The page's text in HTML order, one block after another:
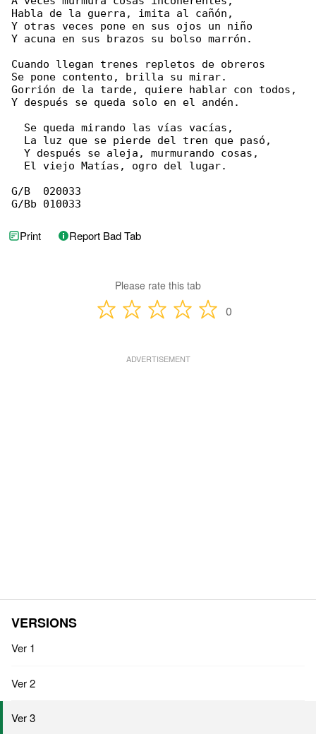
Habla de la guerra, imita al cañón,
Y otras veces pone en sus ojos un niño
Y acuna en sus brazos su bolso marrón.
Cuando llegan trenes repletos de obreros
Se pone contento, brilla su mirar.
Gorrión de la tarde, quiere hablar con todos,
Y después se queda solo en el andén.
  Se queda mirando las vías vacías,
  La luz que se pierde del tren que pasó,
  Y después se aleja, murmurando cosas,
  El viejo Matías, ogro del lugar.
G/B  020033
G/Bb 010033
Print Report Bad Tab
Please rate this tab
0
VERSIONS
Ver 1
Ver 2
Ver 3